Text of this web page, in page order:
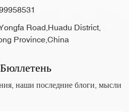
Road,Huadu District,
Province,China
наши последние блоги, мысли